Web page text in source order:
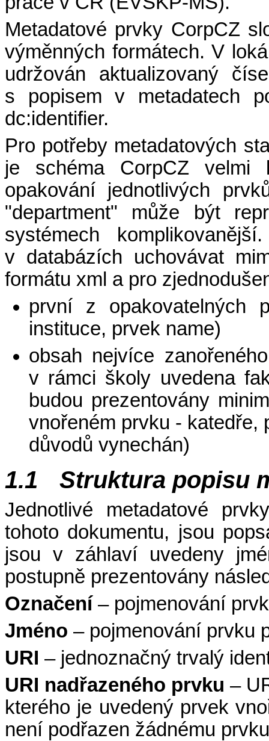
Metadatové prvky CorpCZ
výměnných formátech. V
udržován aktualizovaný
s popisem v metadatech
dc:identifier.
Pro potřeby metadatových
je schéma CorpCZ velmi
opakování jednotlivých
"department" může být
systémech
v databázích uchovávat
formátu xml a pro
první z opakovatelných
instituce, prvek name)
obsah nejvíce
v rámci školy uvedena
budou prezentovány
vnořeném prvku - katedře,
důvodů vynechán)
1.1 Struktura popisu
Jednotlivé metadatové
tohoto dokumentu, jsou
jsou v záhlaví uvedeny
postupně prezentovány
Označení– pojmenování
Jméno – pojmenování prvku
URI – jednoznačný trvalý
URI nadřazeného prvku –
kterého je uvedený prvek
není podřazen žádnému prvku